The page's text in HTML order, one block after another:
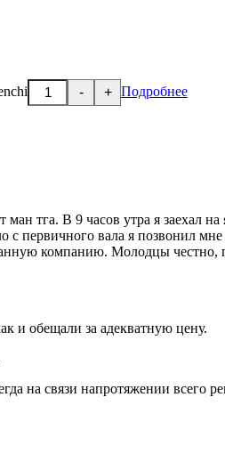
- + Подробнее
тга. В 9 часов утра я заехал
первичного вала я позвонил
компанию. Молодцы честно,
и обещали за адекватную цену.
на связи напротяжении всего